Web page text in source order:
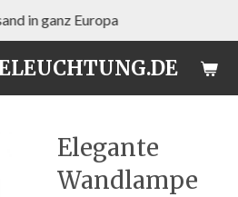
in ganz Europa
Elegante
Wandlampe